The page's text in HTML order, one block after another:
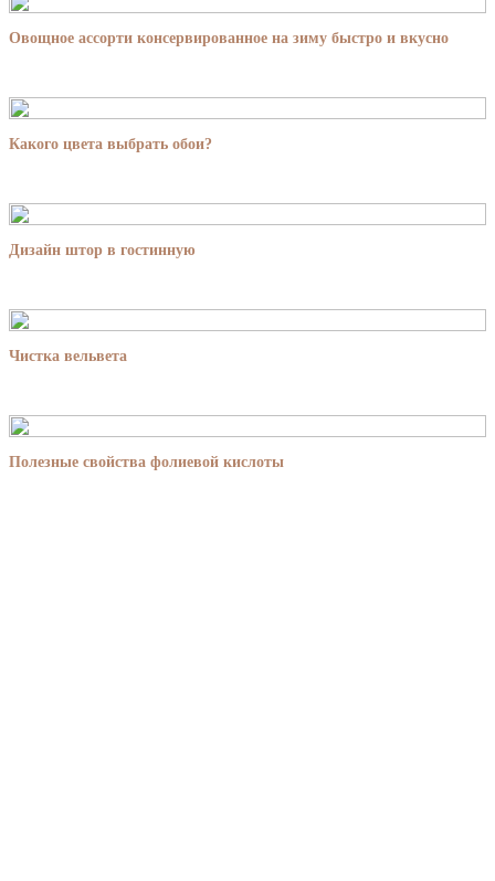
Овощное ассорти консервированное на зиму быстро и вкусно
Какого цвета выбрать обои?
Дизайн штор в гостинную
Чистка вельвета
Полезные свойства фолиевой кислоты